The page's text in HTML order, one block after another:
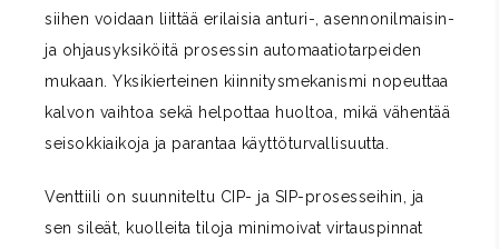
siihen voidaan liittää erilaisia anturi-, asennonilmaisin-
ja ohjausyksiköitä prosessin automaatiotarpeiden
mukaan. Yksikierteinen kiinnitysmekanismi nopeuttaa
kalvon vaihtoa sekä helpottaa huoltoa, mikä vähentää
seisokkiaikoja ja parantaa käyttöturvallisuutta.
Venttiili on suunniteltu CIP- ja SIP-prosesseihin, ja
sen sileät, kuolleita tiloja minimoivat virtauspinnat